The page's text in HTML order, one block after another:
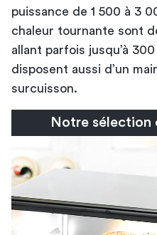
puissance de 1 500 à 3
chaleur tournante sont
allant parfois jusqu’à
disposent aussi d’un
surcuisson.
Notre sélection